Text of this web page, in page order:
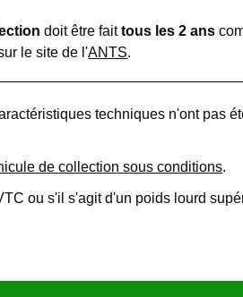
doit être faittous les 2 ans
le site de l'ANTS.
techniques n'ont pas
de collection sous conditions.
ou s'il s'agit d'un poids lourd